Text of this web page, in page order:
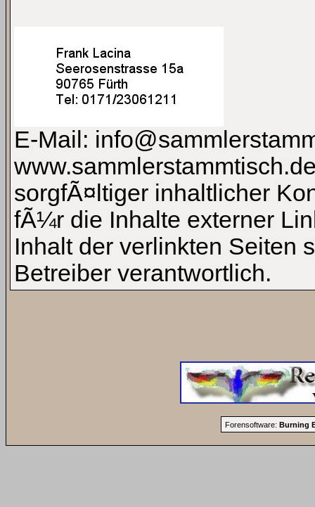
E-Mail:
sorgfÃ¤ltiger inhaltlicher
fÃ¼r die Inhalte externer
Inhalt der verlinkten Seiten
Betreiber verantwortlich.
Forensoftware: Burning